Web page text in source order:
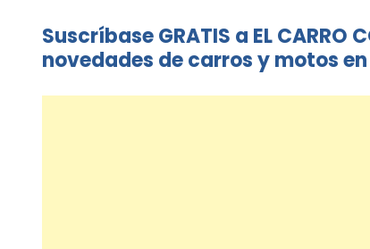
Suscríbase GRATIS a EL
novedades de carros y motos